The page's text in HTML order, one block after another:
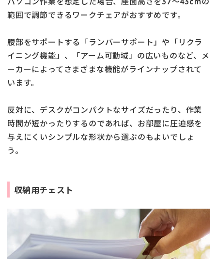
範囲で調節できるワークチェアがおすすめです。
腰部をサポートする「ランバーサポート」や「リクラ
イニング機能」、「アーム可動域」の広いものなど、メ
ーカーによってさまざまな機能がラインナップされて
います。
反対に、デスクがコンパクトなサイズだったり、作業
時間が短かったりするのであれば、お部屋に圧迫感を
与えにくいシンプルな形状から選ぶのもよいでしょ
う。
収納用チェスト